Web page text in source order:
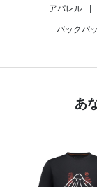
アパレル |
バックパ
あ